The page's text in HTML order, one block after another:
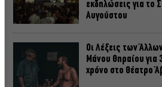
εκδηλώσεις για το
Αυγούστου
Οι Λέξεις των
Μάνου Θηραίου για
χρόνο στο Θέατρο